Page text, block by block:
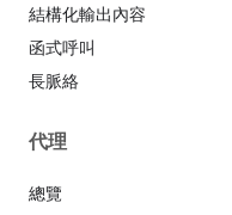
結構化輸出內容
函式呼叫
長脈絡
代理
總覽